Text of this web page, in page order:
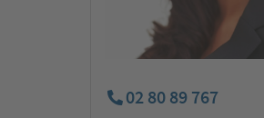
02 80 89 767